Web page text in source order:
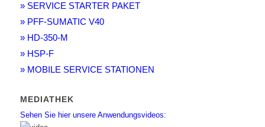
» SERVICE STARTER PAKET
» PFF-SUMATIC V40
» HD-350-M
» HSP-F
» MOBILE SERVICE STATIONEN
MEDIATHEK
Sehen Sie hier unsere Anwendungsvideos: